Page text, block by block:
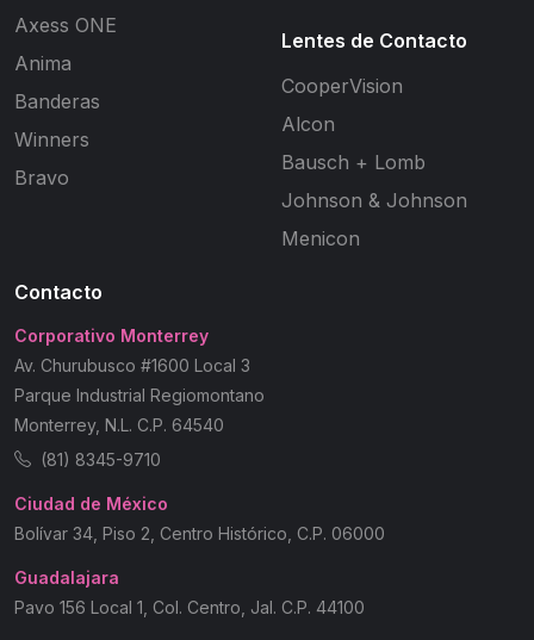
Axess ONE
Anima
Banderas
Winners
Bravo
Lentes de Contacto
CooperVision
Alcon
Bausch + Lomb
Johnson & Johnson
Menicon
Contacto
Corporativo Monterrey
Av. Churubusco #1600 Local 3
Parque Industrial Regiomontano
Monterrey, N.L. C.P. 64540
(81) 8345-9710
Ciudad de México
Bolívar 34, Piso 2, Centro Histórico, C.P. 06000
Guadalajara
Pavo 156 Local 1, Col. Centro, Jal. C.P. 44100